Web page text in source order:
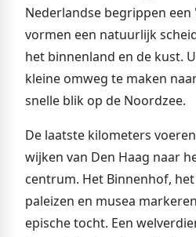
Nederlandse begrippen een
vormen een natuurlijk
het binnenland en de kust.
kleine omweg te maken
snelle blik op de Noordzee.
De laatste kilometers
wijken van Den Haag naar
centrum. Het Binnenhof,
paleizen en musea
epische tocht. Een